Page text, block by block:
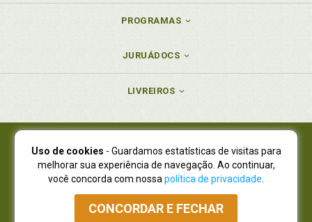
PROGRAMAS
JURUÁDOCS
LIVREIROS
Juruá Editora Ltda., CNPJ 77.535.508/0001-19
Juruá Informática Ltda., CNPJ 01.701.561/0001-80
NOVO ENDEREÇO:R. Flávio Dallegrave, 7665, São Lourenço |
Curitiba - Paraná - CEP 82210-310
Atendimento: (41) 4009-3900|Vendas Atacado: (41) 4009-3939
Uso de cookies - Guardamos estatísticas de visitas para
melhorar sua experiência de navegação. Ao continuar,
você concorda com nossa política de privacidade
CONCORDAR E FECHAR